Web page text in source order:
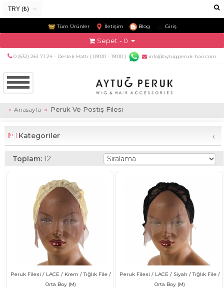
TRY (₺)
TRY (₺)
Tüm Ürünler İletişim Blog Giriş
Sepet - 0
0 (532) 261 71 24 - Destek Hattı ( 09:00 - 19:00 ) info@aytugperuk-hair.com
Anasayfa Peruk Ve Postiş Filesi
Kategoriler ‹
Toplam: 12
Peruk Filesi / LACE / Krem / Tığlık File /
Orta Boy (M)
Peruk Filesi / LACE / Siyah / Tığlık File /
Orta Boy (M)